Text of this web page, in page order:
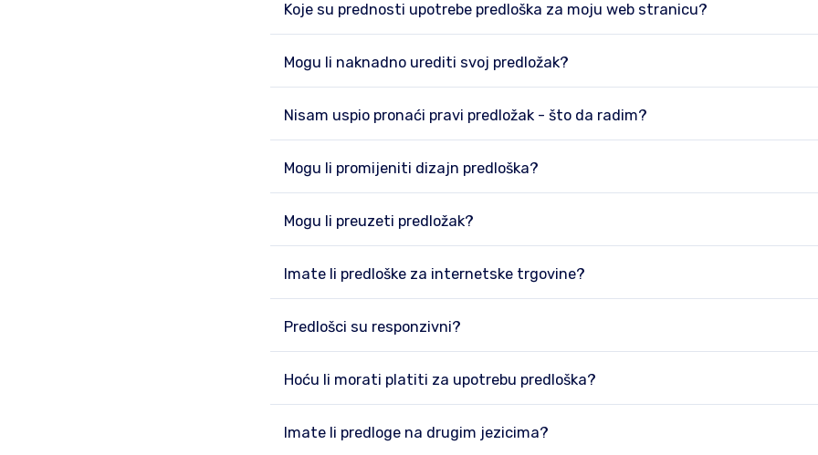
Koje su prednosti upotrebe predloška za moju web stranicu?
Mogu li naknadno urediti svoj predložak?
Nisam uspio pronaći pravi predložak - što da radim?
Mogu li promijeniti dizajn predloška?
Mogu li preuzeti predložak?
Imate li predloške za internetske trgovine?
Predlošci su responzivni?
Hoću li morati platiti za upotrebu predloška?
Imate li predloge na drugim jezicima?